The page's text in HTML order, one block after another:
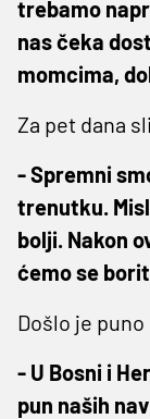
trebamo
nas čeka
momcima,
Za pet dana
- Spremni
trenutku.
bolji. Nakon
ćemo se
Došlo je
- U Bosni i
pun naših